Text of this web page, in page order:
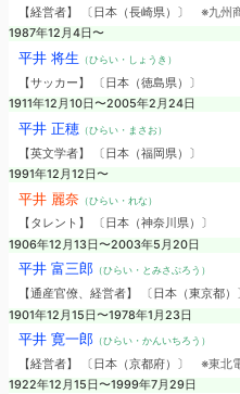
【経営者】 〔日本（長崎県）〕 ※九州
1987年12月4日〜
平井 将生 （ひらい・しょうき）
【サッカー】 〔日本（徳島県）〕
1911年12月10日〜2005年2月24日
平井 正穂 （ひらい・まさお）
【英文学者】 〔日本（福岡県）〕
1991年12月12日〜
平井 麗奈（ひらい・れな）
【タレント】 〔日本（神奈川県）〕
1906年12月13日〜2003年5月20日
平井 富三郎（ひらい・とみさぶろう）
【通産官僚、経営者】 〔日本（東京都
1901年12月15日〜1978年1月23日
平井 寛一郎（ひらい・かんいちろう）
【経営者】 〔日本（京都府）〕 ※東北
1922年12月15日〜1999年7月29日